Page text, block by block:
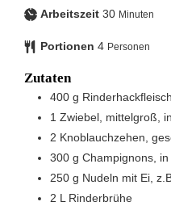
Arbeitszeit 30 Minuten
Portionen 4 Personen
Zutaten
400 g Rinderhackfleisch
1 Zwiebel, mittelgroß,
2 Knoblauchzehen,
300 g Champignons,
250 g Nudeln mit Ei,
2 L Rinderbrühe